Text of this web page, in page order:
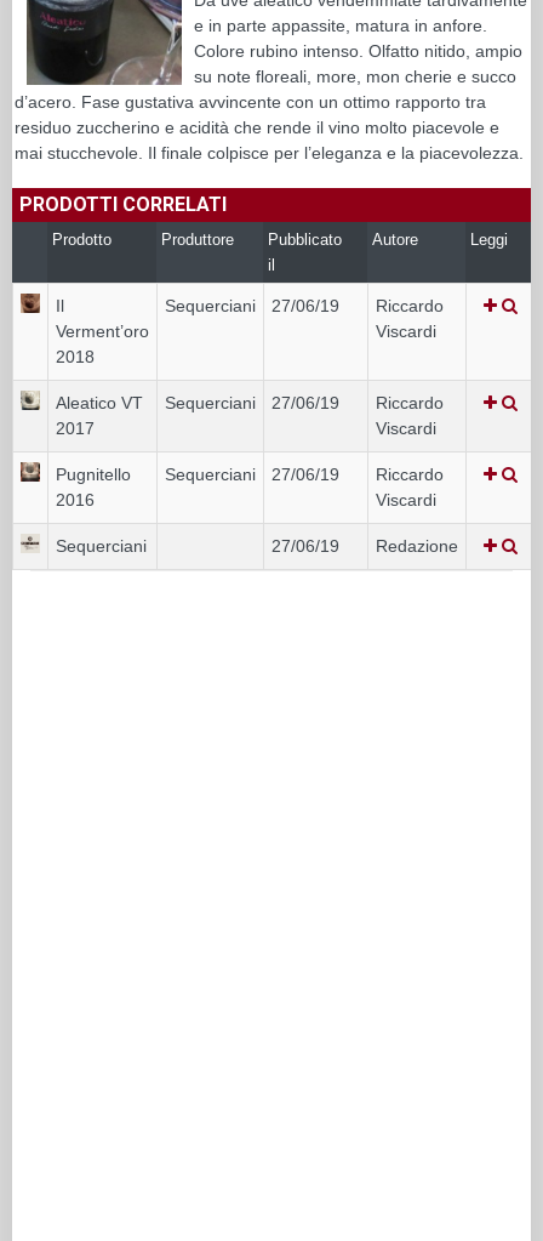
e in parte appassite, matura in anfore.
Colore rubino intenso. Olfatto nitido, ampio
su note floreali, more, mon cherie e succo
d’acero. Fase gustativa avvincente con un ottimo rapporto tra
residuo zuccherino e acidità che rende il vino molto piacevole e
mai stucchevole. Il finale colpisce per l’eleganza e la piacevolezza.
PRODOTTI CORRELATI
Prodotto Produttore
Pubblicato
il
Autore Leggi
Il
Verment’oro
2018
Sequerciani 27/06/19
Riccardo
Viscardi
Aleatico VT
2017
Sequerciani 27/06/19
Riccardo
Viscardi
Pugnitello
2016
Sequerciani 27/06/19
Riccardo
Viscardi
Sequerciani 27/06/19 Redazione